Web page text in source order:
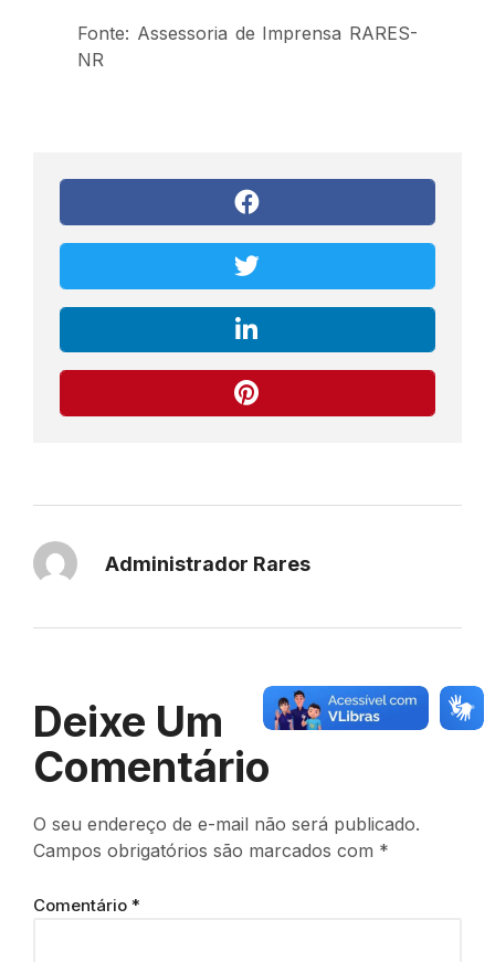
Fonte: Assessoria de Imprensa RARES-
NR
Administrador Rares
Deixe Um
Comentário
O seu endereço de e-mail não será publicado.
Campos obrigatórios são marcados com *
Comentário *